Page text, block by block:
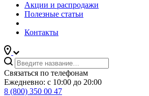
Акции и распродажи
Полезные статьи
Контакты
Связаться по телефонам
Ежедневно: с 10:00 до 20:00
8 (800) 350 00 47